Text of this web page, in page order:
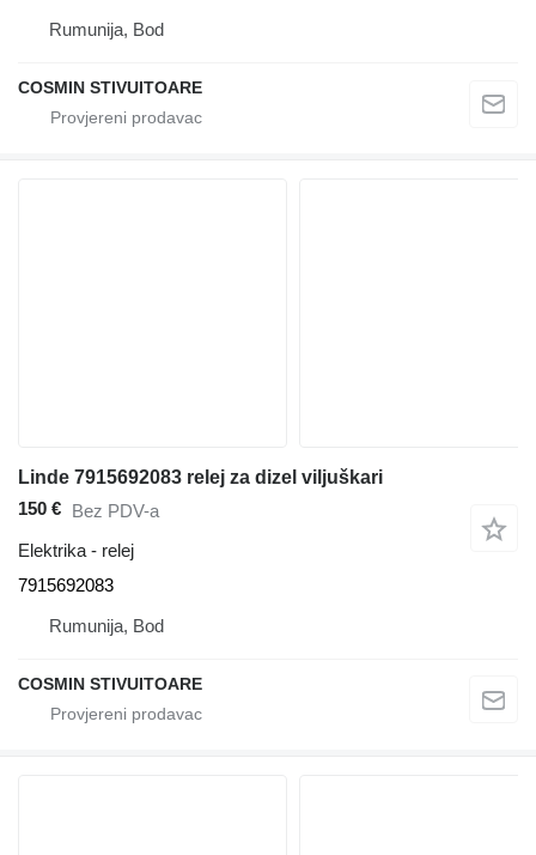
Rumunija, Bod
COSMIN STIVUITOARE
Linde 7915692083 relej za dizel viljuškari
150 € Bez PDV-a
Elektrika - relej
7915692083
Rumunija, Bod
COSMIN STIVUITOARE